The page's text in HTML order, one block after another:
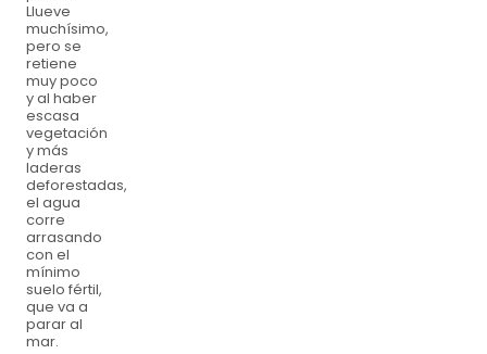
Llueve
muchísimo,
pero se
retiene
muy poco
y al haber
escasa
vegetación
y más
laderas
deforestadas,
el agua
corre
arrasando
con el
mínimo
suelo fértil,
que va a
parar al
mar.